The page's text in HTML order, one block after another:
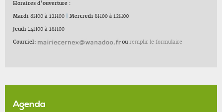
Horaires d'ouverture :
Mardi 8H00 à 12H00 Mercredi 8H00 à 12H00
Jeudi 14H00 à 18H00
Courriel: ou remplir le formulaire
Agenda